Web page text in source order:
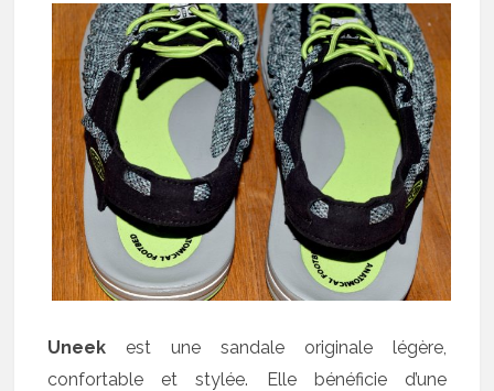
Uneek est une sandale originale légère,
confortable et stylée. Elle bénéficie d’une